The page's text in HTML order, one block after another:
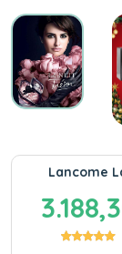
Lancome